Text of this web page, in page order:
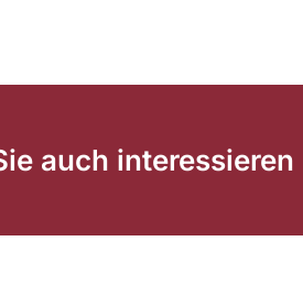
auch interessieren